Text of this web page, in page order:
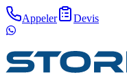
Appeler Devis